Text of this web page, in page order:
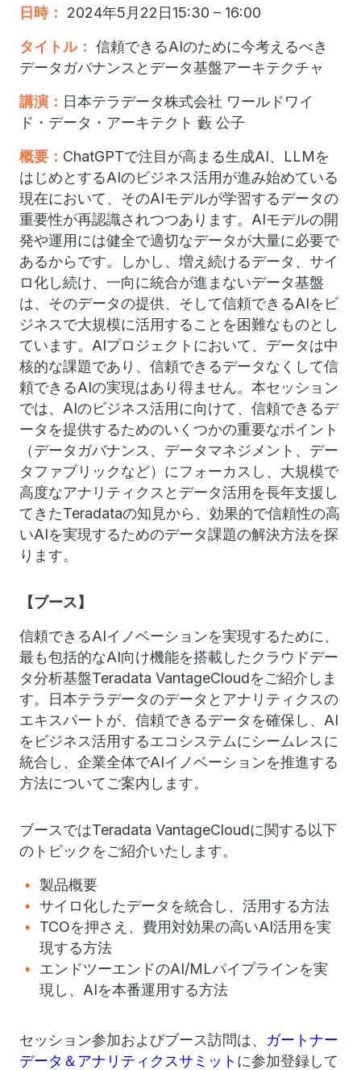
日時：
2024年5月22日15:30 – 16:00
タイトル： 信頼できるAIのために今考えるべき
データガバナンスとデータ基盤アーキテクチャ
講演： 日本テラデータ株式会社 ワールドワイ
ド・データ・アーキテクト 藪 公子
概要： ChatGPTで注目が高まる生成AI、LLMを
はじめとするAIのビジネス活用が進み始めている
現在において、そのAIモデルが学習するデータの
重要性が再認識されつつあります。AIモデルの開
発や運用には健全で適切なデータが大量に必要で
あるからです。しかし、増え続けるデータ、サイ
ロ化し続け、一向に統合が進まないデータ基盤
は、そのデータの提供、そして信頼できるAIをビ
ジネスで大規模に活用することを困難なものとし
ています。AIプロジェクトにおいて、データは中
核的な課題であり、信頼できるデータなくして信
頼できるAIの実現はあり得ません。本セッション
では、AIのビジネス活用に向けて、信頼できるデ
ータを提供するためのいくつかの重要なポイント
（データガバナンス、データマネジメント、デー
タファブリックなど）にフォーカスし、大規模で
高度なアナリティクスとデータ活用を長年支援し
てきたTeradataの知見から、効果的で信頼性の高
いAIを実現するためのデータ課題の解決方法を探
ります。
【ブース】
信頼できるAIイノベーションを実現するために、
最も包括的なAI向け機能を搭載したクラウドデー
タ分析基盤Teradata VantageCloudをご紹介しま
す。日本テラデータのデータとアナリティクスの
エキスパートが、信頼できるデータを確保し、AI
をビジネス活用するエコシステムにシームレスに
統合し、企業全体でAIイノベーションを推進する
方法についてご案内します。
ブースではTeradata VantageCloudに関する以下
のトピックをご紹介いたします。
製品概要
サイロ化したデータを統合し、活用する方法
TCOを押さえ、費用対効果の高いAI活用を実
現する方法
エンドツーエンドのAI/MLパイプラインを実
現し、AIを本番運用する方法
セッション参加およびブース訪問は、 ガートナー
データ＆アナリティクスサミット に参加登録して